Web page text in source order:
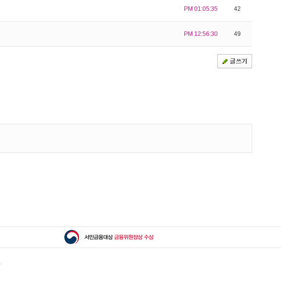
PM 01:05:35 42
PM 12:56:30 49